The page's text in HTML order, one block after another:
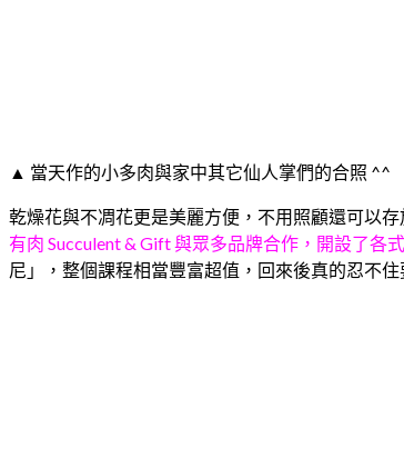
▲ 當天作的小多肉與家中其它仙人掌們的合照 ^^
乾燥花與不凋花更是美麗方便，不用照顧還可以
有肉 Succulent & Gift 與眾多品牌合作，開設了
尼」，整個課程相當豐富超值，回來後真的忍不